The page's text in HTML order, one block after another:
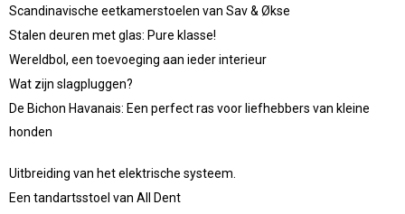
Scandinavische eetkamerstoelen van Sav & Økse
Stalen deuren met glas: Pure klasse!
Wereldbol, een toevoeging aan ieder interieur
Wat zijn slagpluggen?
De Bichon Havanais: Een perfect ras voor liefhebbers van kleine
honden
Uitbreiding van het elektrische systeem.
Een tandartsstoel van All Dent